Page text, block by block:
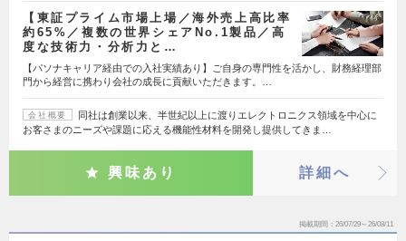
【東証プライム市場上場／海外売上高比率
約65%／複数の世界シェアNo.1製品／高
度な技術力・分析力と…
【パソナキャリア経由での入社実績あり】ご自身の専門性を活かし、財務経理部
門から経営に携わり会社の成長に貢献いただきます。…
会社概要
同社は創業以来、半世紀以上に渡りエレクトロニクス領域を中心に
お客さまのニーズや課題に応える機能性材料を開発し提供してきま…
興味あり 詳細へ
掲載期間 26/07/29～26/08/11